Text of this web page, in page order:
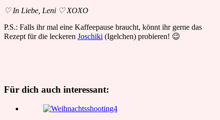
♡ In Liebe, Leni ♡ XOXO
P.S.: Falls ihr mal eine Kaffeepause braucht, könnt ihr gerne das
Rezept für die leckeren Joschiki (Igelchen) probieren! 😉
Für dich auch interessant: